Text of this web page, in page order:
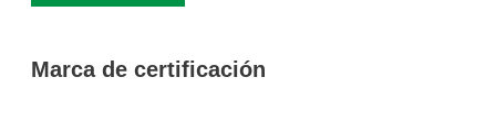
Marca de certificación